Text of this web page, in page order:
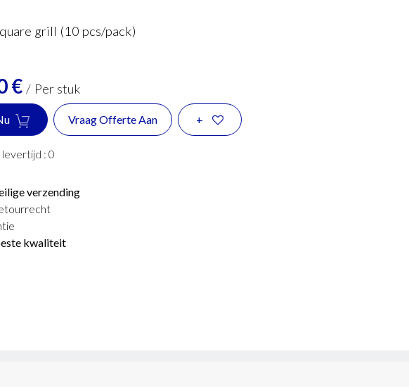
grill (10 pcs/pack)
€ / Per stuk
Vraag Offerte Aan +
: 0
verzending
kwaliteit